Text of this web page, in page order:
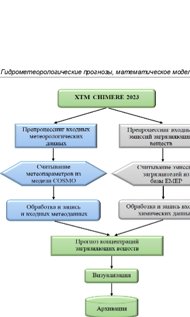
Гидрометеорологические прогнозы, математическое